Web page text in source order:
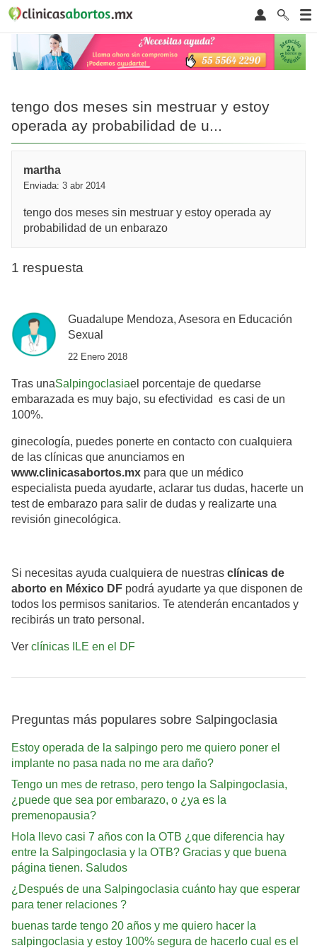
tengo dos meses sin mestruar y estoy
operada ay probabilidad de u...
martha
Enviada: 3 abr 2014
tengo dos meses sin mestruar y estoy operada ay
probabilidad de un enbarazo
1 respuesta
Guadalupe Mendoza, Asesora en Educación
Sexual
22 Enero 2018
Tras unaSalpingoclasiael porcentaje de quedarse
embarazada es muy bajo, su efectividad es casi de un
100%.
ginecología, puedes ponerte en contacto con cualquiera
de las clínicas que anunciamos en
www.clinicasabortos.mx para que un médico
especialista pueda ayudarte, aclarar tus dudas, hacerte un
test de embarazo para salir de dudas y realizarte una
revisión ginecológica.
Si necesitas ayuda cualquiera de nuestras clínicas de
aborto en México DF podrá ayudarte ya que disponen de
todos los permisos sanitarios. Te atenderán encantados y
recibirás un trato personal.
Ver clínicas ILE en el DF
Preguntas más populares sobre Salpingoclasia
Estoy operada de la salpingo pero me quiero poner el
implante no pasa nada no me ara daño?
Tengo un mes de retraso, pero tengo la Salpingoclasia,
¿puede que sea por embarazo, o ¿ya es la
premenopausia?
Hola llevo casi 7 años con la OTB ¿que diferencia hay
entre la Salpingoclasia y la OTB? Gracias y que buena
página tienen. Saludos
¿Después de una Salpingoclasia cuánto hay que esperar
para tener relaciones ?
buenas tarde tengo 20 años y me quiero hacer la
salpingoclasia y estoy 100% segura de hacerlo cual es el